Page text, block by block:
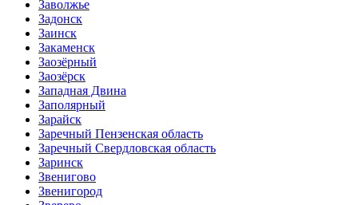
Заволжье
Задонск
Заинск
Закаменск
Заозёрный
Заозёрск
Западная Двина
Заполярный
Зарайск
Заречный Пензенская область
Заречный Свердловская область
Заринск
Звенигово
Звенигород